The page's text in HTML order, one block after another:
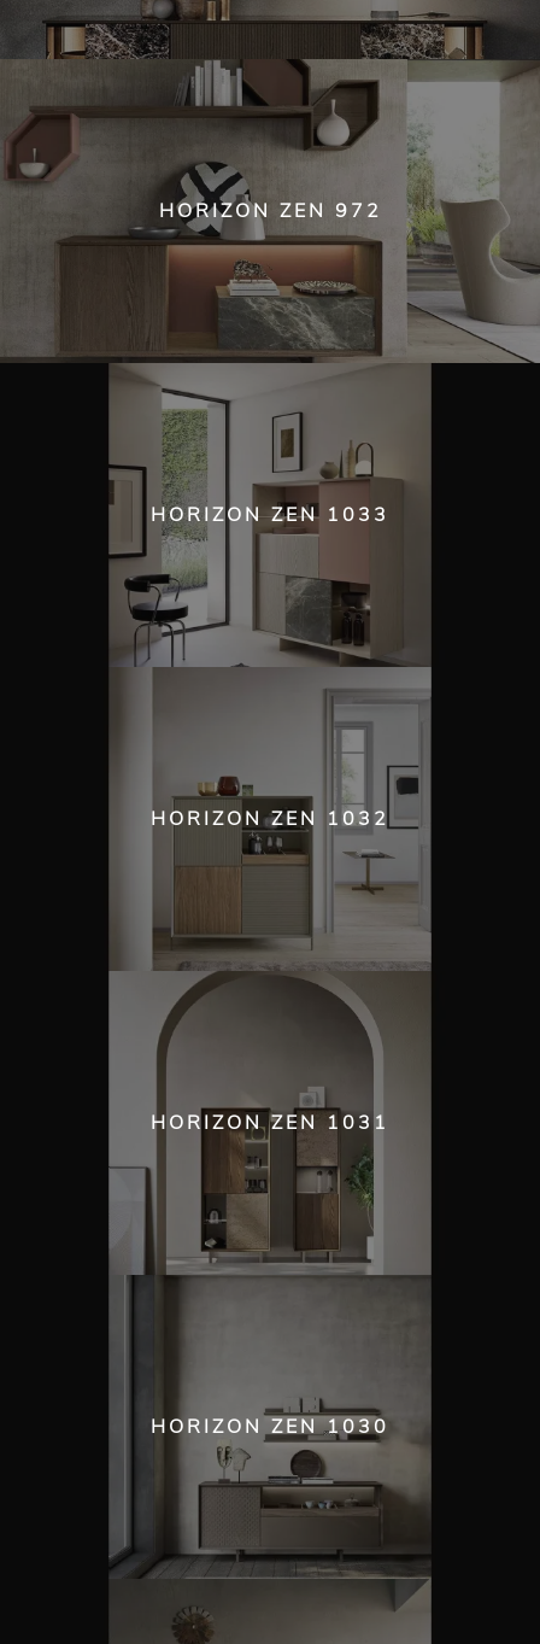
HORIZON ZEN 972
HORIZON ZEN 1033
HORIZON ZEN 1032
HORIZON ZEN 1031
HORIZON ZEN 1030